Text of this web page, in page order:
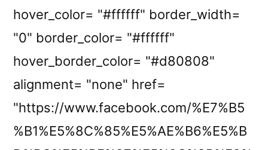
hover_color= "#ffffff" border_width=
"0" border_color= "#ffffff"
hover_border_color= "#d80808"
alignment= "none" href=
"https://www.facebook.com/%E7%B5
%B1%E5%8C%85%E5%AE%B6%E5%B